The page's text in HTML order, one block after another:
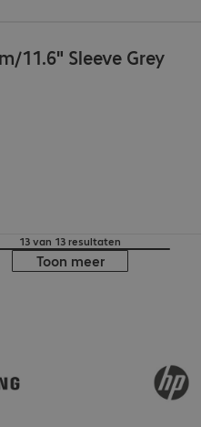
11.6" Sleeve Grey
13 van 13 resultaten
Toon meer